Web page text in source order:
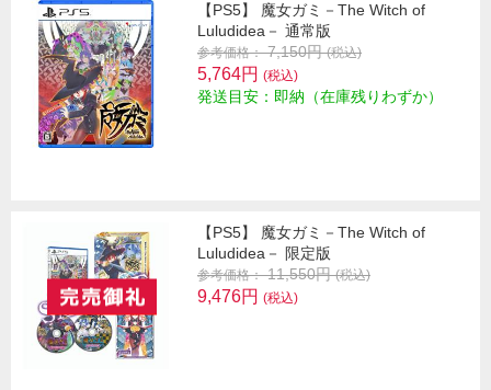
【PS5】 魔女ガミ－The Witch of
Luludidea－ 通常版
参考価格： 7,150円(税込)
5,764円 (税込)
発送目安：即納（在庫残りわずか）
【PS5】 魔女ガミ－The Witch of
Luludidea－ 限定版
参考価格： 11,550円(税込)
9,476円 (税込)